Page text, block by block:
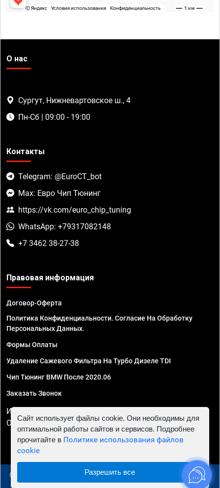
О нас
Сургут, Нижневартовское ш., 4
Пн-Сб | 09:00 - 19:00
Контакты
Telegram: @EuroCT_bot
Max: Евро Чип Тюнинг
https://vk.com/euro_chip_tuning
WhatsApp: +79317082148
+7 3462 38-27-38
Правовая информация
Договор-Оферта
Политика Конфиденциальности. Согласие На Обработку
Персональных Данных.
Формы Оплаты
Удаление Сажевого Фильтра На Турбо Дизеле TDI
Чип Тюнинг BMW После 2020.06
Заказать Звонок
ИП Смирнов Георгий Павлович. ИНН 781302555843,
ОГРНИП 324470400032610
© 2010 - 2026 Чип тюнинг в Сургуте - Автосервис "Евро
Сайт использует файлы cookie. Они необходимы для
оптимальной работы сайтов и сервисов. Подробнее
прочитайте в Политике использования файлов
cookie
Разрешить все